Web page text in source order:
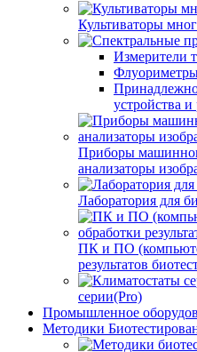
Культиваторы
Измерители
устройства
Приборы
анализаторы
Лаборатория для
ПК и ПО
результатов
серии(Pro)
Промышленное
Методики